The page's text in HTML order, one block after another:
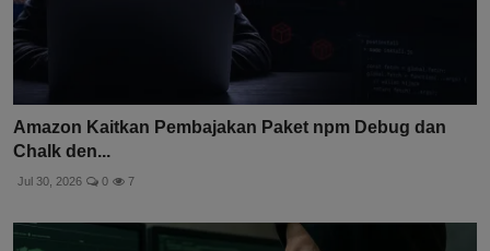
Amazon Kaitkan Pembajakan Paket npm Debug dan
Chalk den...
Jul 30, 2026 0 7